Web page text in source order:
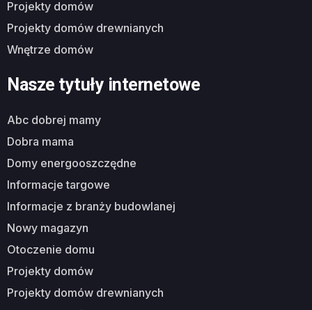
projekty domów
projekty domów drewnianych
wnętrze domów
Nasze tytuły internetowe
abc dobrej mamy
dobra mama
domy energooszczędne
informacje targowe
informacje z branży budowlanej
nowy magazyn
otoczenie domu
projekty domów
projekty domów drewnianych